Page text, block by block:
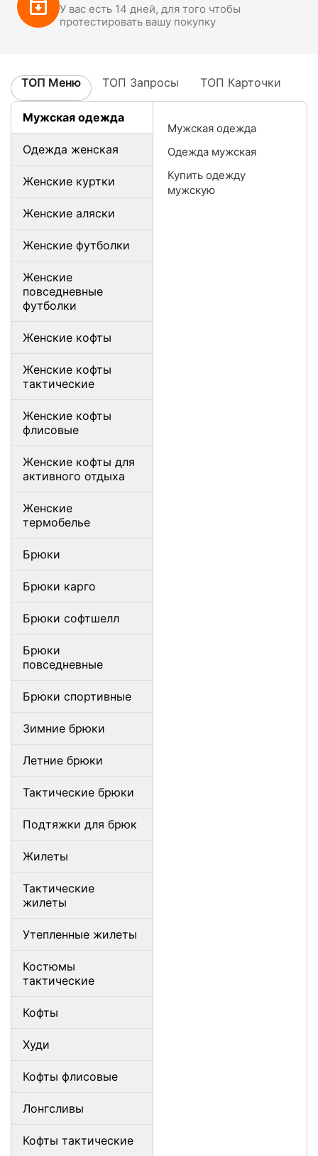
У вас есть 14 дней, для того чтобы
протестировать вашу покупку
ТОП Меню ТОП Запросы ТОП Карточки
Мужская одежда
Одежда женская
Женские куртки
Женские аляски
Женские футболки
Женские
повседневные
футболки
Женские кофты
Женские кофты
тактические
Женские кофты
флисовые
Женские кофты для
активного отдыха
Женские
термобелье
Брюки
Брюки карго
Брюки софтшелл
Брюки
повседневные
Брюки спортивные
Зимние брюки
Летние брюки
Тактические брюки
Подтяжки для брюк
Жилеты
Тактические
жилеты
Утепленные жилеты
Костюмы
тактические
Кофты
Худи
Кофты флисовые
Лонгсливы
Кофты тактические
Мужская одежда
Одежда мужская
Купить одежду
мужскую